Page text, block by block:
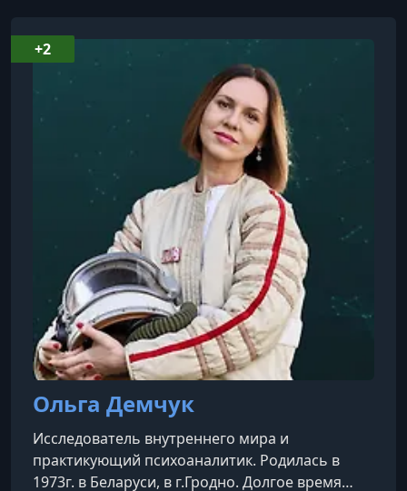
Ольга Демчук
Исследователь внутреннего мира и
практикующий психоаналитик. Родилась в
1973г. в Беларуси, в г.Гродно. Долгое время
+2